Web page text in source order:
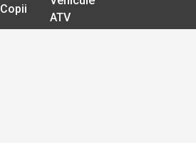
Copii
ATV